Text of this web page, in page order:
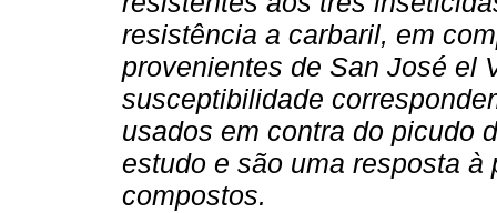
resistência a carbaril, em
provenientes de San José el
susceptibilidade
usados em contra do picudo
estudo e são uma resposta
compostos.